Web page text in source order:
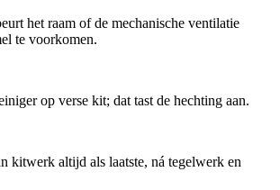
het raam of de mechanische ventilatie
te voorkomen.
op verse kit; dat tast de hechting aan.
kitwerk altijd als laatste, ná tegelwerk en